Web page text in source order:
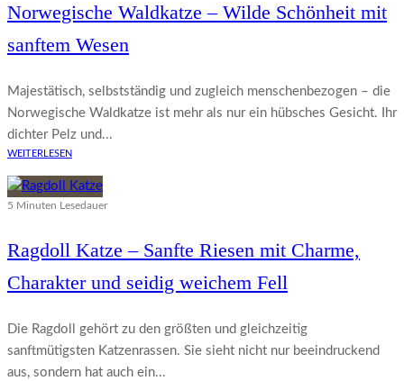
Norwegische Waldkatze – Wilde Schönheit mit
sanftem Wesen
Majestätisch, selbstständig und zugleich menschenbezogen – die
Norwegische Waldkatze ist mehr als nur ein hübsches Gesicht. Ihr
dichter Pelz und...
WEITERLESEN
5 Minuten Lesedauer
Ragdoll Katze – Sanfte Riesen mit Charme,
Charakter und seidig weichem Fell
Die Ragdoll gehört zu den größten und gleichzeitig
sanftmütigsten Katzenrassen. Sie sieht nicht nur beeindruckend
aus, sondern hat auch ein...